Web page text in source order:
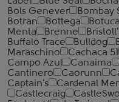
Bols Genever
Bombay
Botran
Bottega
Menta
Brenne
Buffalo Trace
Bulldog
Maraschino
Cachaca 51
Campo Azul
Canaima
Cantinero
Caorunn
Captain's
Cardenal
Castlecraig